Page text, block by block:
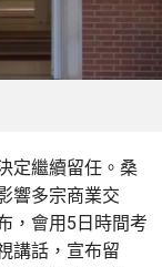
定繼續留任。桑
響多宗商業交
，會用5日時間考
講話，宣布留